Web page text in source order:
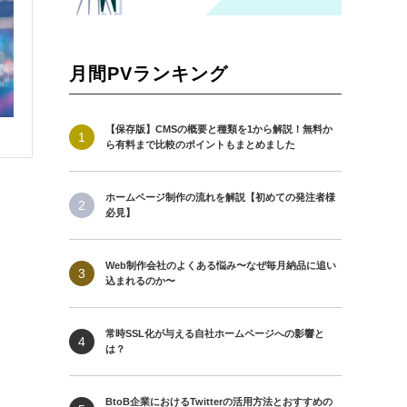
月間PVランキング
【保存版】CMSの概要と種類を1から解説！無料か
ら有料まで比較のポイントもまとめました
ホームページ制作の流れを解説【初めての発注者様
必見】
Web制作会社のよくある悩み〜なぜ毎月納品に追い
込まれるのか〜
常時SSL化が与える自社ホームページへの影響と
は？
BtoB企業におけるTwitterの活用方法とおすすめの